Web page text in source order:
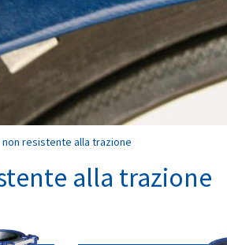
resistente alla trazione
alla trazione